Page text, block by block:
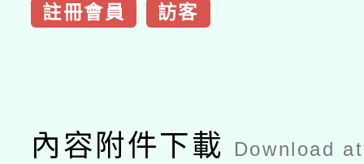
註冊會員 訪客
內容附件下載 Download